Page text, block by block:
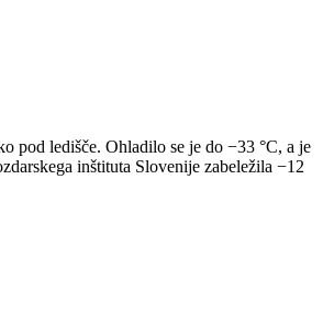
pod ledišče. Ohladilo se je do −33 °C, a je
inštituta Slovenije zabeležila −12